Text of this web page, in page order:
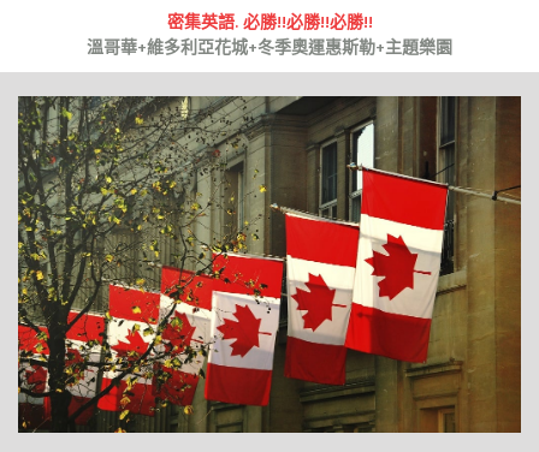
密集英語. 必勝!!必勝!!必勝!!
溫哥華+維多利亞花城+冬季奧運惠斯勒+主題樂園